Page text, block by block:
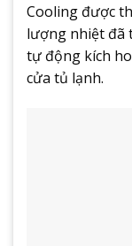
Cooling được
lượng nhiệt đã
tự động kích
cửa tủ lạnh.